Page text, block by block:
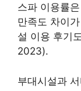
스파 이용률
만족도 차이
설 이용 후기
2023).
부대시설과